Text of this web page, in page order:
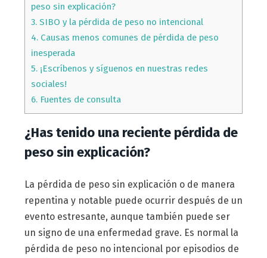
peso sin explicación?
3.SIBO y la pérdida de peso no intencional
4.Causas menos comunes de pérdida de peso
inesperada
5.¡Escríbenos y síguenos en nuestras redes
sociales!
6.Fuentes de consulta
¿Has tenido una reciente pérdida de
peso sin explicación?
La pérdida de peso sin explicación o de manera
repentina y notable puede ocurrir después de un
evento estresante, aunque también puede ser
un signo de una enfermedad grave. Es normal la
pérdida de peso no intencional por episodios de